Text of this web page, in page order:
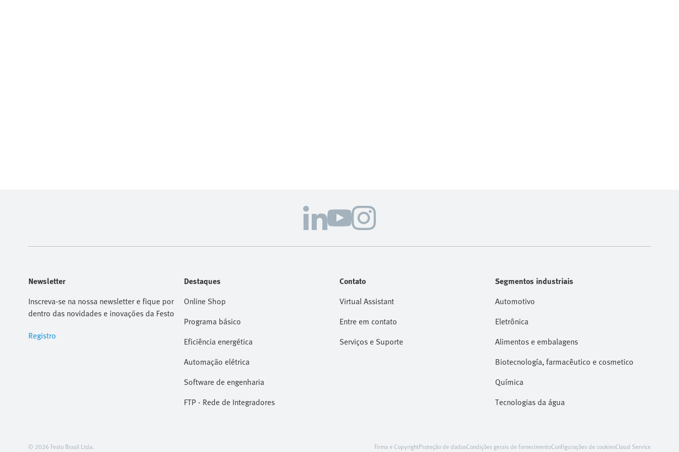
Newsletter
Inscreva-se na nossa newsletter e fique por
dentro das novidades e inovações da Festo
Registro
Destaques
Online Shop
Programa básico
Eficiência energética
Automação elétrica
Software de engenharia
FTP - Rede de Integradores
Contato
Virtual Assistant
Entre em contato
Serviços e Suporte
Segmentos industriais
Automotivo
Eletrônica
Alimentos e embalagens
Biotecnología, farmacêutico e cosmetico
Química
Tecnologias da água
© 2026 Festo Brasil Ltda. Firma e CopyrightProteção de dadosCondições gerais de fornecimentoConfigurações de cookiesCloud Service